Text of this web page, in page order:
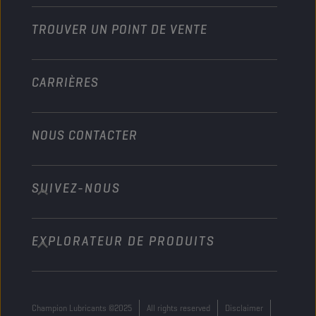
Industrie
Marine
TROUVER UN POINT DE VENTE
CARRIÈRES
NOUS CONTACTER
info@championlubes.com
+32 3 870 00 20
Georges Gilliotstraat, 52 2620 Hemiksem
Belgium
SUIVEZ-NOUS
EXPLORATEUR DE PRODUITS
Champion Lubricants ©2025 All rights reserved Disclaimer